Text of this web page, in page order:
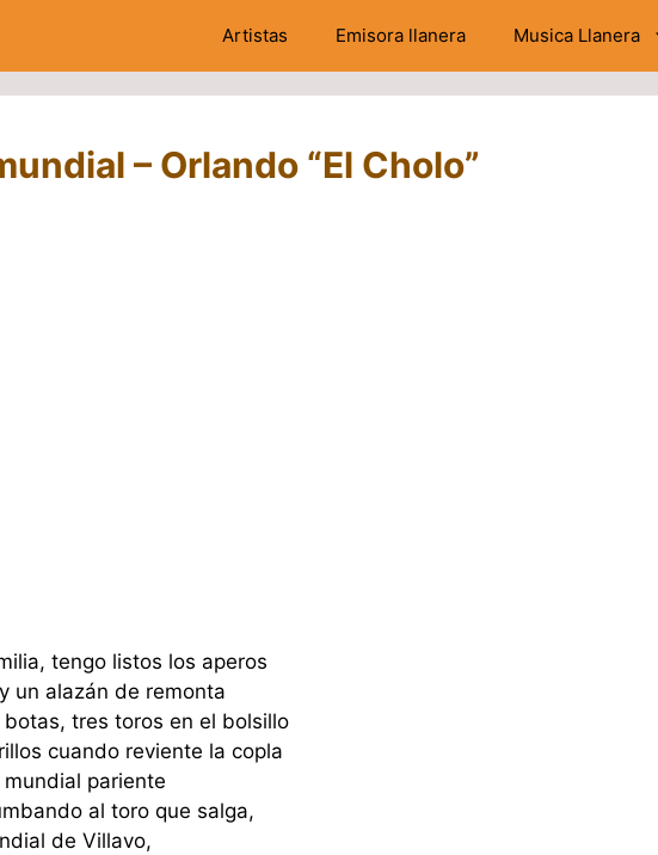
Artistas Emisora llanera Musica Llanera
– Orlando “El Cholo”
tengo listos los aperos
un alazán de remonta
tres toros en el bolsillo
cuando reviente la copla
pariente
al toro que salga,
de Villavo,